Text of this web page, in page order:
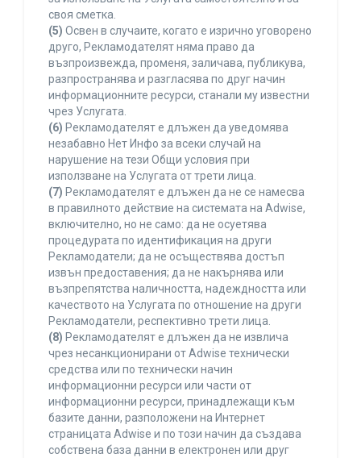
своя сметка.
(5) Освен в случаите, когато е изрично уговорено
друго, Рекламодателят няма право да
възпроизвежда, променя, заличава, публикува,
разпространява и разгласява по друг начин
информационните ресурси, станали му известни
чрез Услугата.
(6) Рекламодателят е длъжен да уведомява
незабавно Нет Инфо за всеки случай на
нарушение на тези Общи условия при
използване на Услугата от трети лица.
(7) Рекламодателят е длъжен да не се намесва
в правилното действие на системата на Adwise,
включително, но не само: да не осуетява
процедурата по идентификация на други
Рекламодатели; да не осъществява достъп
извън предоставения; да не накърнява или
възпрепятства наличността, надеждността или
качеството на Услугата по отношение на други
Рекламодатели, респективно трети лица.
(8) Рекламодателят е длъжен да не извлича
чрез несанкционирани от Adwise технически
средства или по технически начин
информационни ресурси или части от
информационни ресурси, принадлежащи към
базите данни, разположени на Интернет
страницата Adwise и по този начин да създава
собствена база данни в електронен или друг